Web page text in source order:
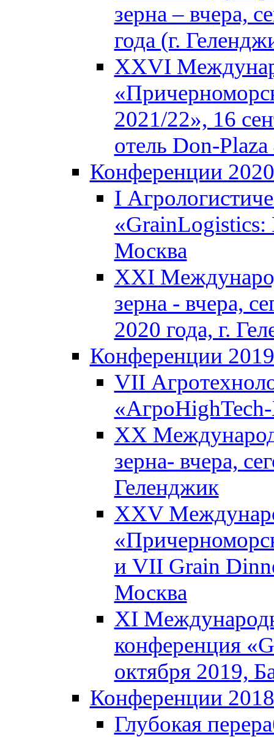
зерна – вчера,
года (г.
XXVI
2021/22», 16
отель Don-
Конференции 2020
I
«GrainLogistics:
Москва
XXI
зерна - вчера,
2020 года, г.
Конференции 2019
VII
XX
зерна- вчера,
Геленджик
XXV
и VII Grain
Москва
XI
конференция
октября 2019,
Конференции 2018
Глубокая